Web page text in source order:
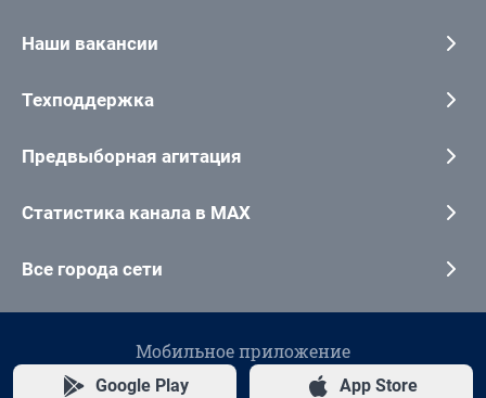
Наши вакансии
Техподдержка
Предвыборная агитация
Статистика канала в MAX
Все города сети
Мобильное приложение
Google Play App Store